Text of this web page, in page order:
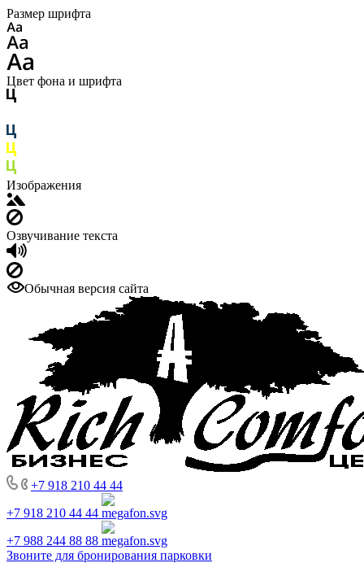
Размер шрифта
Цвет фона и шрифта
Изображения
Озвучивание текста
Обычная версия сайта
+7 918 210 44 44
+7 918 210 44 44
+7 988 244 88 88
Звоните для бронирования парковки